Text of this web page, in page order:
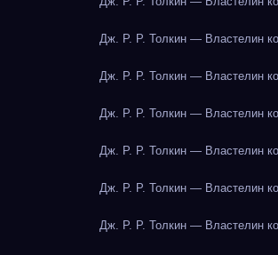
Дж. Р. Р. Толкин — Властелин
Дж. Р. Р. Толкин — Властелин
Дж. Р. Р. Толкин — Властелин
Дж. Р. Р. Толкин — Властелин
Дж. Р. Р. Толкин — Властелин
Дж. Р. Р. Толкин — Властелин